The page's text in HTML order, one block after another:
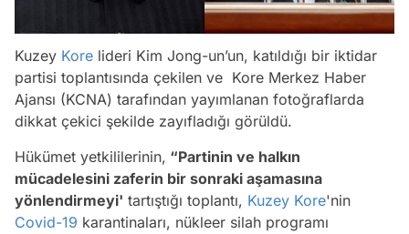
Kuzey Kore lideri Kim Jong-un’un, katıldığı bir iktidar
partisi toplantısında çekilen ve Kore Merkez Haber
Ajansı (KCNA) tarafından yayımlanan fotoğraflarda
dikkat çekici şekilde zayıfladığı görüldü.
Hükümet yetkililerinin, “Partinin ve halkın
mücadelesini zaferin bir sonraki aşamasına
yönlendirmeyi' tartıştığı toplantı, Kuzey Kore'nin
Covid-19 karantinaları, nükleer silah programı